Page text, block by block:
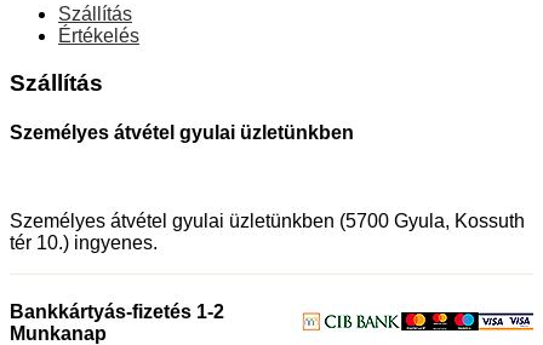
Szállítás
Értékelés
Szállítás
Személyes átvétel gyulai üzletünkben
Személyes átvétel gyulai üzletünkben (5700 Gyula, Kossuth
tér 10.) ingyenes.
Bankkártyás-fizetés 1-2
Munkanap